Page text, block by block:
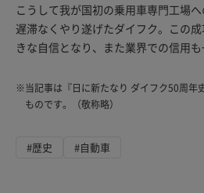
こうして我が国初の乗用車専門工場
遅滞なくやり遂げたダイフク。この
きな自信となり、また業界での信用も
※当記事は『日に新たなり ダイフク50周年
ものです。（敬称略）
#歴史 #自動車